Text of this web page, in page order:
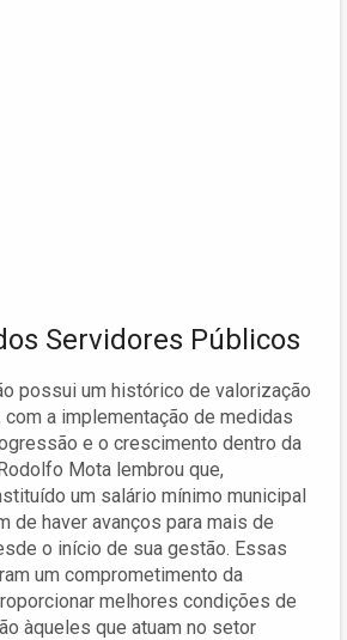
Servidores Públicos
possui um histórico de valorização
a implementação de medidas
e o crescimento dentro da
Mota lembrou que,
um salário mínimo municipal
de haver avanços para mais de
o início de sua gestão. Essas
um comprometimento da
melhores condições de
àqueles que atuam no setor